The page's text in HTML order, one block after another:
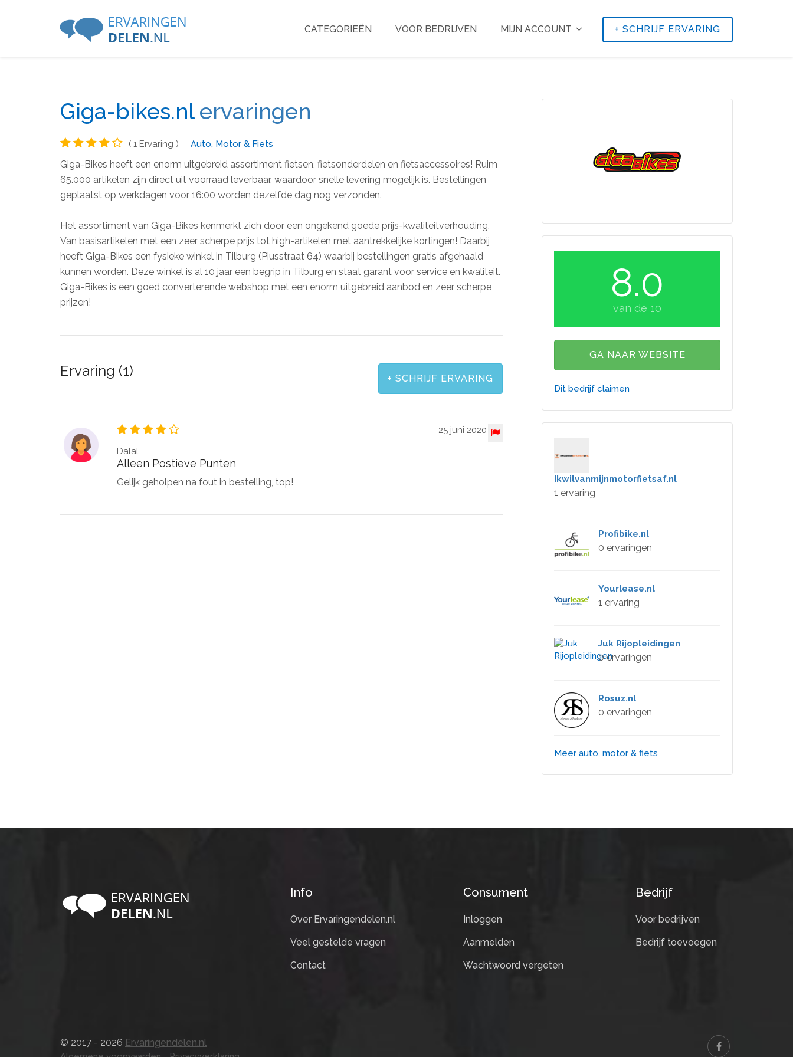
CATEGORIEËN VOOR BEDRIJVEN MIJN ACCOUNT + SCHRIJF ERVARING
Giga-bikes.nlervaringen
( 1 Ervaring ) Auto, Motor & Fiets
Giga-Bikes heeft een enorm uitgebreid assortiment fietsen, fietsonderdelen en fietsaccessoires! Ruim
65.000 artikelen zijn direct uit voorraad leverbaar, waardoor snelle levering mogelijk is. Bestellingen
geplaatst op werkdagen voor 16:00 worden dezelfde dag nog verzonden.
Het assortiment van Giga-Bikes kenmerkt zich door een ongekend goede prijs-kwaliteitverhouding.
Van basisartikelen met een zeer scherpe prijs tot high-artikelen met aantrekkelijke kortingen! Daarbij
heeft Giga-Bikes een fysieke winkel in Tilburg (Piusstraat 64) waarbij bestellingen gratis afgehaald
kunnen worden. Deze winkel is al 10 jaar een begrip in Tilburg en staat garant voor service en kwaliteit.
Giga-Bikes is een goed converterende webshop met een enorm uitgebreid aanbod en zeer scherpe
prijzen!
+ SCHRIJF ERVARING
Ervaring (1)
25 juni 2020
Dalal
Alleen Postieve Punten
Gelijk geholpen na fout in bestelling, top!
8.0
van de 10
GA NAAR WEBSITE
Dit bedrijf claimen
Ikwilvanmijnmotorfietsaf.nl
1 ervaring
Profibike.nl
0 ervaringen
Yourlease.nl
1 ervaring
Juk Rijopleidingen
0 ervaringen
Rosuz.nl
0 ervaringen
Meer auto, motor & fiets
Info
Over Ervaringendelen.nl
Veel gestelde vragen
Contact
Consument
Inloggen
Aanmelden
Wachtwoord vergeten
Bedrijf
Voor bedrijven
Bedrijf toevoegen
© 2017 - 2026 Ervaringendelen.nl